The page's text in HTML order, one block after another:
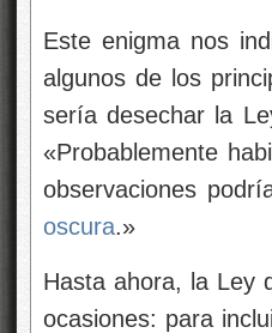
Este enigma nos
algunos de los
sería desechar la
«Probablemente
observaciones
oscura.»
Hasta ahora, la Ley
ocasiones: para